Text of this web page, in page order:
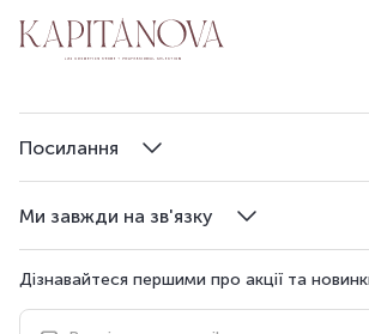
Ми завжди на зв'язку
Посилання
Дізнавайтеся першими про акції та